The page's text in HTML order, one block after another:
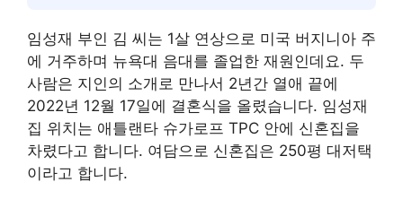
임성재 부인 김 씨는 1살 연상으로 미국 버지니아 주
에 거주하며 뉴욕대 음대를 졸업한 재원인데요. 두
사람은 지인의 소개로 만나서 2년간 열애 끝에
2022년 12월 17일에 결혼식을 올렸습니다. 임성재
집 위치는 애틀랜타 슈가로프 TPC 안에 신혼집을
차렸다고 합니다. 여담으로 신혼집은 250평 대저택
이라고 합니다.